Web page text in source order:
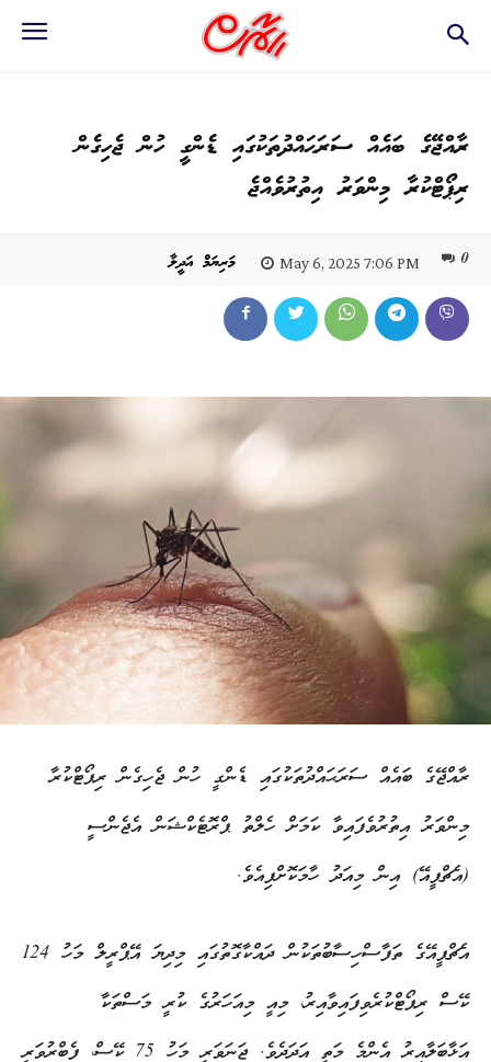
ރާއްޖޭގެ ބައެއް ސަރަޙައްދުތަކުގައި ޑެންގީ ހުން ޖެހިގެން
ރިޕޯޓްކުރާ މިންވަރު އިތުރުވެއްޖެ
މަރިޔަމް އަދީލާ May 6, 2025 7:06 PM 0
ރާއްޖޭގެ ބައެއް ސަރަޙައްދުތަކުގައި ޑެންގީ ހުން ޖެހިގެން ރިޕޯޓްކުރާ
މިންވަރު އިތުރުވެފައިވާ ކަމަށް ހެލްތު ޕްރޮޓެކްޝަން އެޖެންސީ
(އެޗްޕީއޭ) އިން މިއަދު ހާމަކޮށްފިއެވެ.
އެޗްޕީއޭގެ ތަފާސްހިސާބުތަކުން ދައްކާގޮތުގައި މިދިޔަ އޭޕްރީލް މަހު 124
ކޭސް ރިޕޯޓްކުރެވިފައިވާއިރު، މިއީ މިއަހަރުގެ ކުރީ މަސްތަކާ
އަޅާބަލާއިރު އެންމެ މަތީ އަދަދެވެ. ޖަނަވަރީ މަހު 75 ކޭސް، ފެބްރުވަރީ